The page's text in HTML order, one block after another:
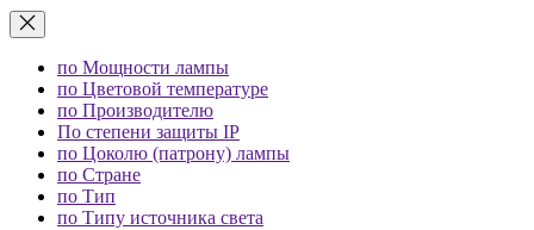
по Мощности лампы
по Цветовой температуре
по Производителю
По степени защиты IP
по Цоколю (патрону) лампы
по Стране
по Тип
по Типу источника света